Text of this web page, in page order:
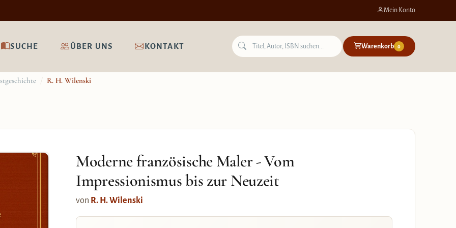
Mein Konto
SUCHE ÜBER UNS KONTAKT Warenkorb 0
/ R. H. Wilenski
Moderne französische Maler - Vom
Impressionismus bis zur Neuzeit
von R. H. Wilenski